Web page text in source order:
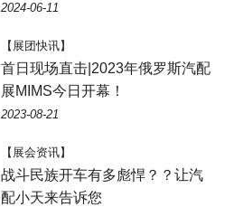
2024-06-11
【展团快讯】
首日现场直击|2023年俄罗斯汽配
展MIMS今日开幕！
2023-08-21
【展会资讯】
战斗民族开车有多彪悍？？让汽
配小天来告诉您